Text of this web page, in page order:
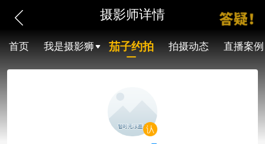
摄影师详情
首页 我是摄影狮 茄子约拍 拍摄动态 直播案例